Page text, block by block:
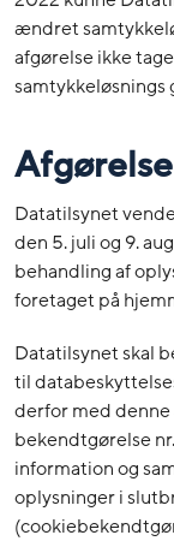
ændret
afgørelse ikke
samtykkeløsnings
Afgørelse
Datatilsynet
den 5. juli og 9.
behandling af
foretaget på
Datatilsynet skal
til
derfor med
bekendtgørelse
information og
oplysninger i